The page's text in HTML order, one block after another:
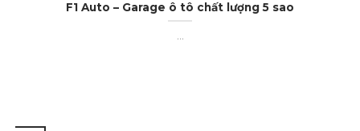
F1 Auto – Garage ô tô chất lượng 5 sao